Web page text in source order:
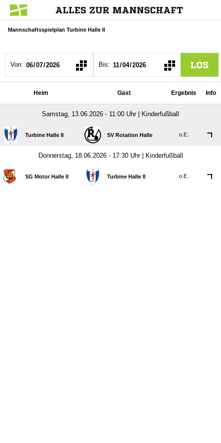
ALLES ZUR MANNSCHAFT
Mannschaftsspielplan Turbine Halle II
Von: Bis: LOS
Heim Gast Ergebnis Info
Samstag, 13.06.2026 - 11:00 Uhr | Kinderfußball
Turbine Halle II SV Rotation Halle o.E.
Donnerstag, 18.06.2026 - 17:30 Uhr | Kinderfußball
SG Motor Halle II Turbine Halle II o.E.